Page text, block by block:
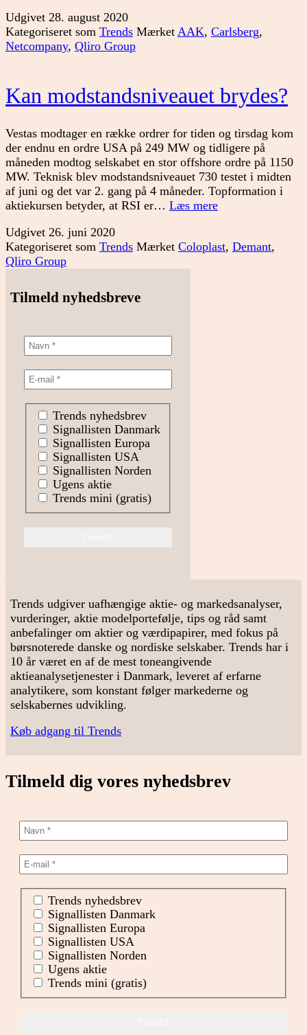
Udgivet 28. august 2020
Kategoriseret som Trends Mærket AAK, Carlsberg,
Netcompany, Qliro Group
Kan modstandsniveauet brydes?
Vestas modtager en række ordrer for tiden og tirsdag kom
der endnu en ordre USA på 249 MW og tidligere på
måneden modtog selskabet en stor offshore ordre på 1150
MW. Teknisk blev modstandsniveauet 730 testet i midten
af juni og det var 2. gang på 4 måneder. Topformation i
aktiekursen betyder, at RSI er… Læs mereKan
Udgivet 26. juni 2020
Kategoriseret som Trends Mærket Coloplast, Demant,
Qliro Group
Tilmeld nyhedsbreve
Trends nyhedsbrev
Signallisten Danmark
Signallisten Europa
Signallisten USA
Signallisten Norden
Ugens aktie
Trends mini (gratis)
Trends udgiver uafhængige aktie- og markedsanalyser,
vurderinger, aktie modelportefølje, tips og råd samt
anbefalinger om aktier og værdipapirer, med fokus på
børsnoterede danske og nordiske selskaber. Trends har i
10 år været en af de mest toneangivende
aktieanalysetjenester i Danmark, leveret af erfarne
analytikere, som konstant følger markederne og
selskabernes udvikling.
Køb adgang til Trends
Tilmeld dig vores nyhedsbrev
Trends nyhedsbrev
Signallisten Danmark
Signallisten Europa
Signallisten USA
Signallisten Norden
Ugens aktie
Trends mini (gratis)